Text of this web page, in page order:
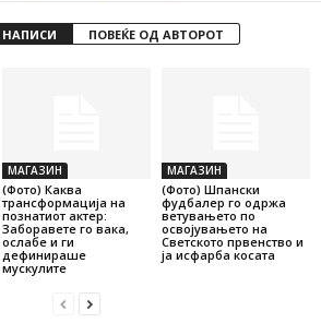
НАПИСИ ПОВЕЌЕ ОД АВТОРОТ
МАГАЗИН
(Фото) Каква
трансформација на
познатиот актер:
Заборавете го вака,
ослабе и ги
дефинираше
мускулите
МАГАЗИН
(Фото) Шпански
фудбалер го одржа
ветувањето по
освојувањето на
Светското првенство и
ја исфарба косата